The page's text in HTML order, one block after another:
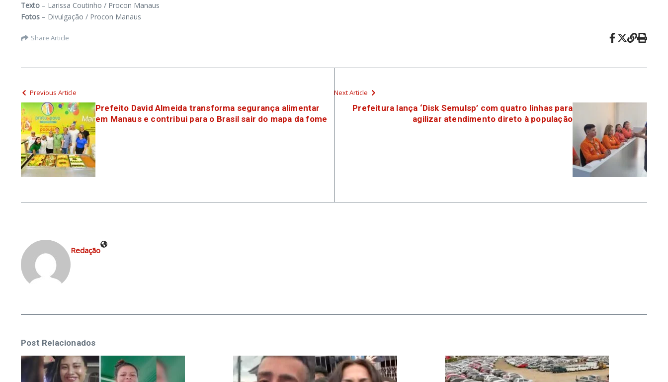
Texto – Larissa Coutinho / Procon Manaus
Fotos – Divulgação / Procon Manaus
Share Article
Previous Article
Prefeito David Almeida transforma segurança alimentar
em Manaus e contribui para o Brasil sair do mapa da fome
Next Article
Prefeitura lança ‘Disk Semulsp’ com quatro linhas para
agilizar atendimento direto à população
Redação
Post Relacionados